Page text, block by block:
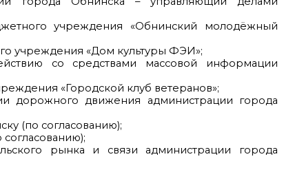
учреждения «Обнинский молодёжный
учреждения «Дом культуры ФЭИ»;
со средствами массовой информации
«Городской клуб ветеранов»;
дорожного движения администрации города
(по согласованию);
рынка и связи администрации города